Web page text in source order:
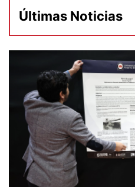
Últimas Noticias